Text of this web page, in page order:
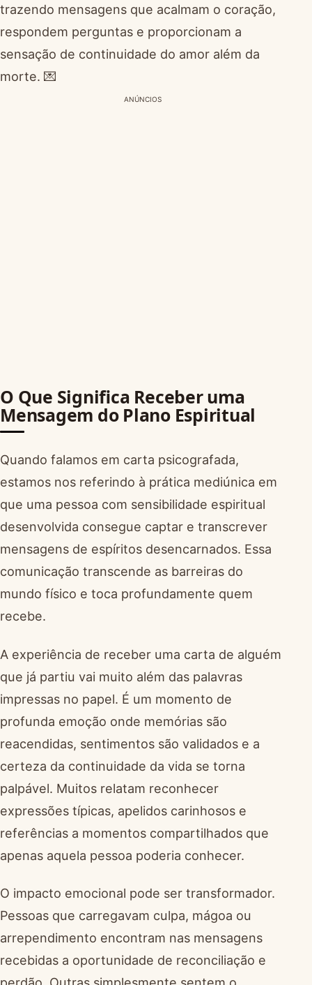
trazendo mensagens que acalmam o coração,
respondem perguntas e proporcionam a
sensação de continuidade do amor além da
morte. 💌
ANÚNCIOS
O Que Significa Receber uma
Mensagem do Plano Espiritual
Quando falamos em carta psicografada,
estamos nos referindo à prática mediúnica em
que uma pessoa com sensibilidade espiritual
desenvolvida consegue captar e transcrever
mensagens de espíritos desencarnados. Essa
comunicação transcende as barreiras do
mundo físico e toca profundamente quem
recebe.
A experiência de receber uma carta de alguém
que já partiu vai muito além das palavras
impressas no papel. É um momento de
profunda emoção onde memórias são
reacendidas, sentimentos são validados e a
certeza da continuidade da vida se torna
palpável. Muitos relatam reconhecer
expressões típicas, apelidos carinhosos e
referências a momentos compartilhados que
apenas aquela pessoa poderia conhecer.
O impacto emocional pode ser transformador.
Pessoas que carregavam culpa, mágoa ou
arrependimento encontram nas mensagens
recebidas a oportunidade de reconciliação e